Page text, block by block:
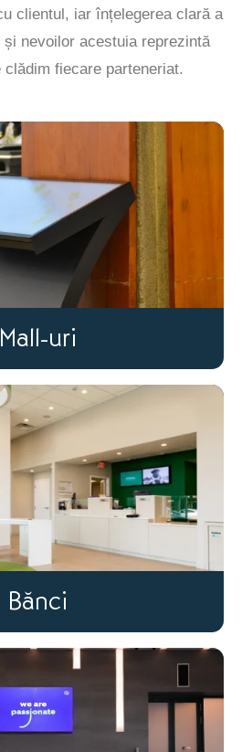
clientul, iar înțelegerea clară a
nevoilor acestuia reprezintă
clădim fiecare parteneriat.
Mall-uri
Bănci